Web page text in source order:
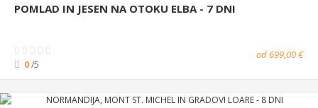
POMLAD IN JESEN NA OTOKU ELBA - 7 DNI
0/5
od 699,00 €